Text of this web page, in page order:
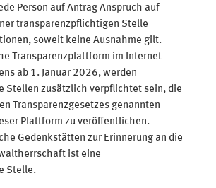
Person auf Antrag Anspruch auf
transparenzpflichtigen Stelle
soweit keine Ausnahme gilt.
Transparenzplattform im Internet
ab 1. Januar 2026, werden
Stellen zusätzlich verpflichtet sein, die
Transparenzgesetzes genannten
Plattform zu veröffentlichen.
Gedenkstätten zur Erinnerung an die
ist eine
Stelle.